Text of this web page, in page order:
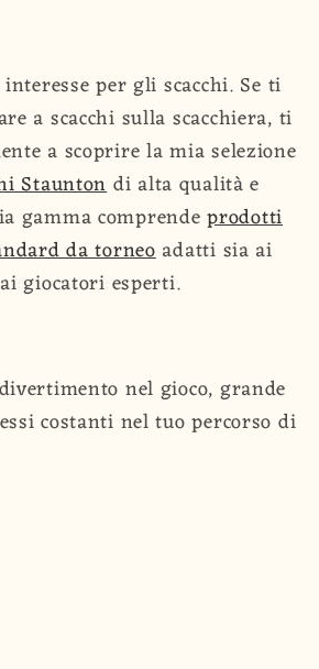
per gli scacchi. Se ti
a scacchi sulla scacchiera, ti
a scoprire la mia selezione
Stauntondi alta qualità e
gamma comprendeprodotti
da torneoadatti sia ai
giocatori esperti.
nel gioco, grande
costanti nel tuo percorso di